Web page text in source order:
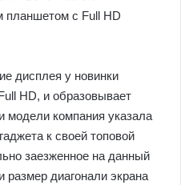
с Full HD
дисплея у новинки
HD, и образовывает
модели компания указала
к своей топовой
заезженное на данный
размер диагонали экрана